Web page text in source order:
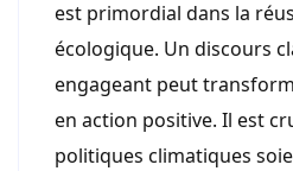
est primordial dans la
écologique. Un discours
engageant peut
en action positive. Il est
politiques climatiques